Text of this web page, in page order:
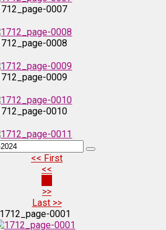
0007
0008
0009
0010
0011
1712_page-0013
<< First
<<
>>
Last >>
1712_page-0001